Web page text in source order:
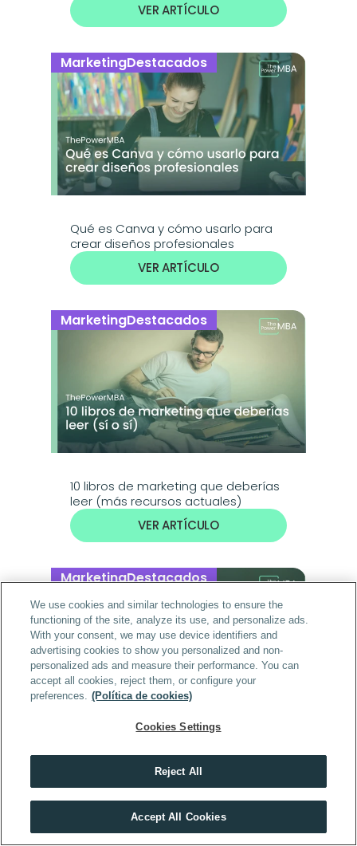
VER ARTÍCULO
MarketingDestacados
Qué es Canva y cómo usarlo para
crear diseños profesionales
VER ARTÍCULO
MarketingDestacados
10 libros de marketing que deberías
leer (más recursos actuales)
VER ARTÍCULO
MarketingDestacados
Friday 2026: ideas y ejemplos para
VER ARTÍCULO
HACER TEST
We use cookies and similar technologies to ensure the
functioning of the site, analyze its use, and personalize ads.
With your consent, we may use device identifiers and
advertising cookies to show you personalized and non-
personalized ads and measure their performance. You can
accept all cookies, reject them, or configure your
preferences. (Política de cookies)
Cookies Settings
Reject All
Accept All Cookies